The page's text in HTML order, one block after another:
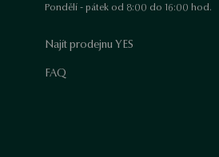
Pondělí - pátek od 8:00 do 16:00 hod.
Najít prodejnu YES
FAQ